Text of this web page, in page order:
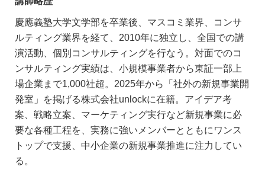
慶應義塾大学文学部を卒業後、マスコミ業界、コンサ
ルティング業界を経て、2010年に独立し、全国での講
演活動、個別コンサルティングを行なう。対面でのコ
ンサルティング実績は、小規模事業者から東証一部上
場企業まで1,000社超。2025年から「社外の新規事業開
発室」を掲げる株式会社unlockに在籍。アイデア考
案、戦略立案、マーケティング実行など新規事業に必
要な各種工程を、実務に強いメンバーとともにワンス
トップで支援、中小企業の新規事業推進に注力してい
る。